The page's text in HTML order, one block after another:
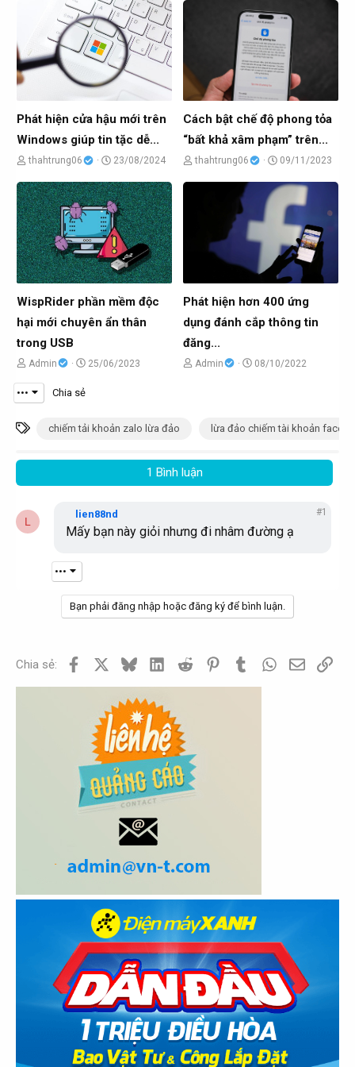
ề
o
b
ở
à
y
g
t
o
b
ở
à
y
g
ử
i
Phát hiện cửa hậu mới trên
Windows giúp tin tặc dễ...
C
h
ủ
đ
ề
t
ạ
o
b
ở
thahtrung06
N
g
à
y
g
ử
i
23/08/2024
Cách bật chế độ phong tỏa
“bất khả xâm phạm” trên...
C
h
o
b
ở
thahtrung06
N
g
ử
i
09/11/2023
WispRider phần mềm độc
hại mới chuyên ẩn thân
trong USB
C
h
ủ
t
Admin
N
ử
25/06/2023
Phát hiện hơn 400 ứng
dụng đánh cắp thông tin
đăng...
C
t
ở
Admin
N
y
ử
08/10/2022
••• Chia sẻ
T
h
ó
a
chiếm tải khoản zalo lừa đảo lừa đảo chiếm tài khoản
1 Bình luận
L
lien88nd #1
Mấy bạn này giỏi nhưng đi nhâm đường ạ
•••
Bạn phải đăng nhập hoặc đăng ký để bình luận.
Chia sẻ: Facebook BlueskyLinkedInReddit PinterestTumblrWhatsApp
EmailLink